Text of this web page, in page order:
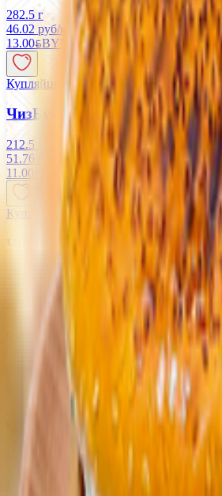
282.5 г
46.02 руб/кг
13.00BYNBYN
Купляйце Беларускае
ЧизБургер Стандарт
212.5 г
51.76 руб/кг
11.00
Купляйце Беларускае
ЧизБургер Макси
46.02 руб/кг
BYN
Пн-Пт: 8:00 - 17:00